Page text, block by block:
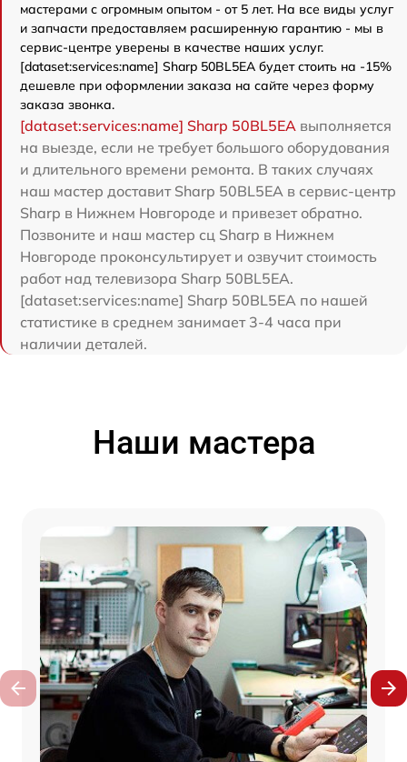
мастерами с огромным опытом - от 5 лет. На все виды услуг
и запчасти предоставляем расширенную гарантию - мы в
сервис-центре уверены в качестве наших услуг.
[dataset:services:name] Sharp 50BL5EA будет стоить на -15%
дешевле при оформлении заказа на сайте через форму
заказа звонка.
[dataset:services:name] Sharp 50BL5EA выполняется
на выезде, если не требует большого оборудования
и длительного времени ремонта. В таких случаях
наш мастер доставит Sharp 50BL5EA в сервис-центр
Sharp в Нижнем Новгороде и привезет обратно.
Позвоните и наш мастер сц Sharp в Нижнем
Новгороде проконсультирует и озвучит стоимость
работ над телевизора Sharp 50BL5EA.
[dataset:services:name] Sharp 50BL5EA по нашей
статистике в среднем занимает 3-4 часа при
наличии деталей.
Наши мастера